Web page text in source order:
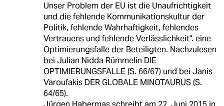
Unser Problem der EU ist die Unaufrichtigkeit
und die fehlende Kommunikationskultur der
Politik, fehlende Wahrhaftigkeit, fehlendes
Vertrauens und fehlende Verlässlichkeit". eine
Optimierungsfalle der Beteiligten. Nachzulesen
bei Julian Nidda Rümmelin DIE
OPTIMIERUNGSFALLE (S. 66/67) und bei Janis
Varoufakis DER GLOBALE MINOTAURUS (S.
64/65).